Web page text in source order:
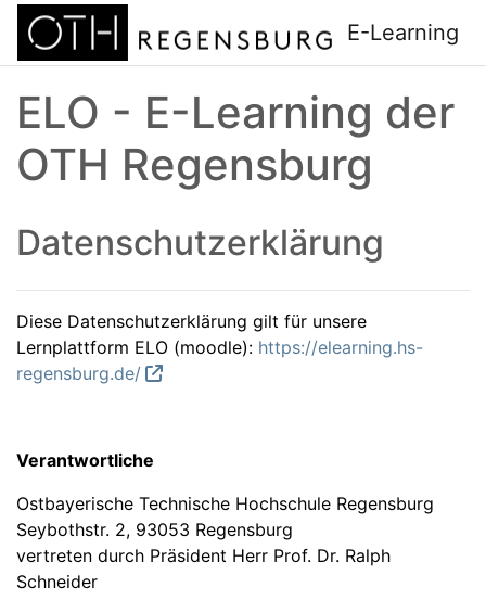
Zum Hauptinhalt
E-Learning
ELO - E-Learning der
OTH Regensburg
Datenschutzerklärung
Diese Datenschutzerklärung gilt für unsere
Lernplattform ELO (moodle): https://elearning.hs-
regensburg.de/
Verantwortliche
Ostbayerische Technische Hochschule Regensburg
Seybothstr. 2, 93053 Regensburg
vertreten durch Präsident Herr Prof. Dr. Ralph
Schneider